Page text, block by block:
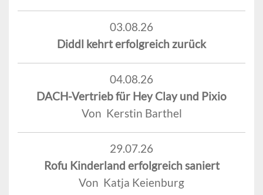
03.08.26
Diddl kehrt erfolgreich zurück
04.08.26
DACH-Vertrieb für Hey Clay und Pixio
Von Kerstin Barthel
29.07.26
Rofu Kinderland erfolgreich saniert
Von Katja Keienburg